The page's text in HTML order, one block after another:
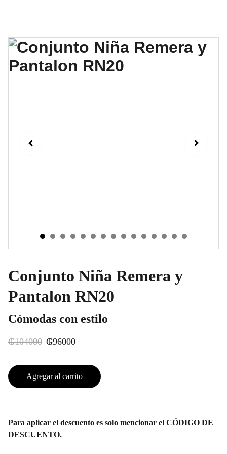
Conjunto Niña Remera y
Pantalon RN20
Cómodas con estilo
₲104000 ₲96000
Agregar al carrito
Para aplicar el descuento es solo mencionar el CÓDIGO DE
DESCUENTO.